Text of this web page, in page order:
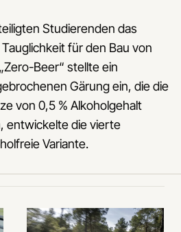
Studierenden das
für den Bau von
Beer“ stellte ein
Gärung ein, die die
von 0,5 % Alkoholgehalt
entwickelte die vierte
Variante.